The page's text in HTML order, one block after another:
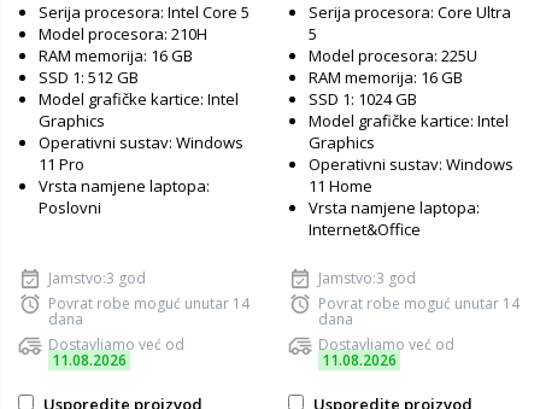
Serija procesora: Intel Core 5
Model procesora: 210H
RAM memorija: 16 GB
SSD 1: 512 GB
Model grafičke kartice: Intel
Graphics
Operativni sustav: Windows
11 Pro
Vrsta namjene laptopa:
Poslovni
Jamstvo:3 god
Povrat robe moguć unutar 14
dana
Dostavljamo već od
11.08.2026
Usporedite proizvod
Serija procesora: Core Ultra
5
Model procesora: 225U
RAM memorija: 16 GB
SSD 1: 1024 GB
Model grafičke kartice: Intel
Graphics
Operativni sustav: Windows
11 Home
Vrsta namjene laptopa:
Internet&Office
Jamstvo:3 god
Povrat robe moguć unutar 14
dana
Dostavljamo već od
11.08.2026
Usporedite proizvod